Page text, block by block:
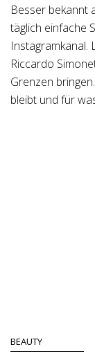
Besser bekannt
täglich einfache
Instagramkanal.
Riccardo
Grenzen
bleibt und für
BEAUTY